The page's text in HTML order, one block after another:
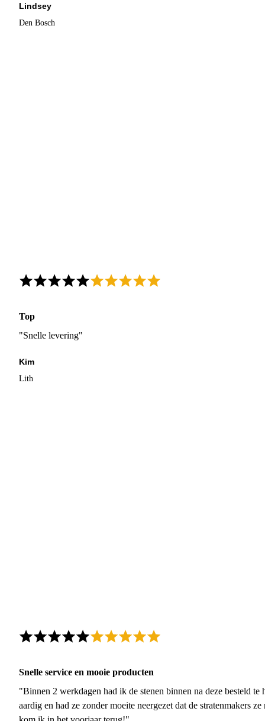
Lindsey
Den Bosch
Top
"Snelle levering"
Kim
Lith
Snelle service en mooie producten
"Binnen 2 werkdagen had ik de stenen binnen na deze besteld
aardig en had ze zonder moeite neergezet dat de stratenmakers